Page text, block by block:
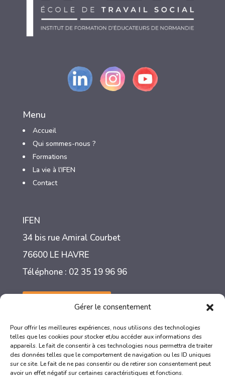
Gérer le consentement
Pour offrir les meilleures expériences, nous utilisons des technologies
telles que les cookies pour stocker et/ou accéder aux informations des
appareils. Le fait de consentir à ces technologies nous permettra de traiter
des données telles que le comportement de navigation ou les ID uniques
sur ce site. Le fait de ne pas consentir ou de retirer son consentement peut
avoir un effet négatif sur certaines caractéristiques et fonctions.
Menu
Accueil
Qui sommes-nous ?
Formations
La vie à l’IFEN
Contact
IFEN
34 bis rue Amiral Courbet
76600 LE HAVRE
Téléphone : 02 35 19 96 96
Nous contacter